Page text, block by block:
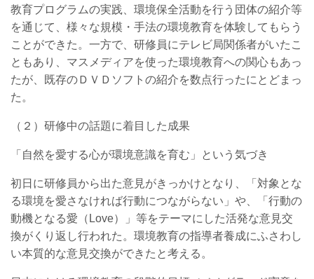
教育プログラムの実践、環境保全活動を行う団体の紹介等
を通じて、様々な規模・手法の環境教育を体験してもらう
ことができた。一方で、研修員にテレビ局関係者がいたこ
ともあり、マスメディアを使った環境教育への関心もあっ
たが、既存のＤＶＤソフトの紹介を数点行ったにとどまっ
た。
（２）研修中の話題に着目した成果
「自然を愛する心が環境意識を育む」という気づき
初日に研修員から出た意見がきっかけとなり、「対象とな
る環境を愛さなければ行動につながらない」や、「行動の
動機となる愛（Love）」等をテーマにした活発な意見交
換がくり返し行われた。環境教育の指導者養成にふさわし
い本質的な意見交換ができたと考える。